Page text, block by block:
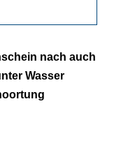
Zähne die
bis zu 240
nach auch
Wasser